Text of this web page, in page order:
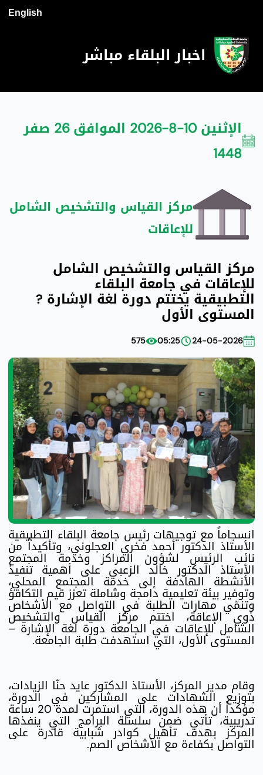
English
اخبار البلقاء مباشر
الإثنين 10-8-2026 الموافق 26 صفر
1448
مركز القياس والتشخيص الشامل
للإعاقات
مركز القياس والتشخيص الشامل
للإعاقات في جامعة البلقاء
التطبيقية يختتم دورة لغة الإشارة ?
المستوى الأول
24-05-2026
05:25
575
انسجاماً مع توجيهات رئيس جامعة البلقاء التطبيقية
الأستاذ الدكتور أحمد فخري العجلوني، وتأكيداً من
نائب الرئيس لشؤون المراكز وخدمة المجتمع
الأستاذ الدكتور خالد الزعبي على أهمية تنفيذ
الأنشطة الهادفة إلى خدمة المجتمع المحلي،
وتوفير بيئة تعليمية دامجة وشاملة تعزز قيم التكافؤ
وتنمّي مهارات الطلبة في التواصل مع الأشخاص
ذوي الإعاقة، اختتم مركز القياس والتشخيص
الشامل للإعاقات في الجامعة دورة لغة الإشارة –
المستوى الأول، التي استهدفت طلبة الجامعة.
وقام مدير المركز، الأستاذ الدكتور عايد حنّا الزيادات،
بتوزيع الشهادات على المشاركين في الدورة،
مؤكداً أن هذه الدورة، التي استمرت لمدة 20 ساعة
تدريبية، تأتي ضمن سلسلة البرامج التي ينفذها
المركز بهدف تأهيل كوادر شبابية قادرة على
التواصل بكفاءة مع الأشخاص الصم.